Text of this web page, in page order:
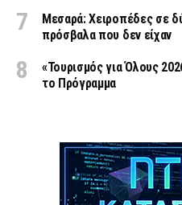
Μεσαρά: Χειροπέδες σε
πρόσβαλα που δεν είχαν
«Τουρισμός για Όλους
το Πρόγραμμα